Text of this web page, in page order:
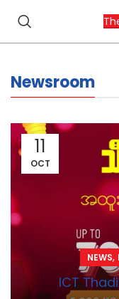
Newsroom
11
OCT
NEWS,
ICT